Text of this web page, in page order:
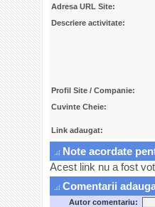
Adresa URL Site:
Descriere activitate:
Profil Site / Companie:
Cuvinte Cheie:
Link adaugat:
Note acordate
Acest link nu a fost
Comentarii
Autor comentariu: